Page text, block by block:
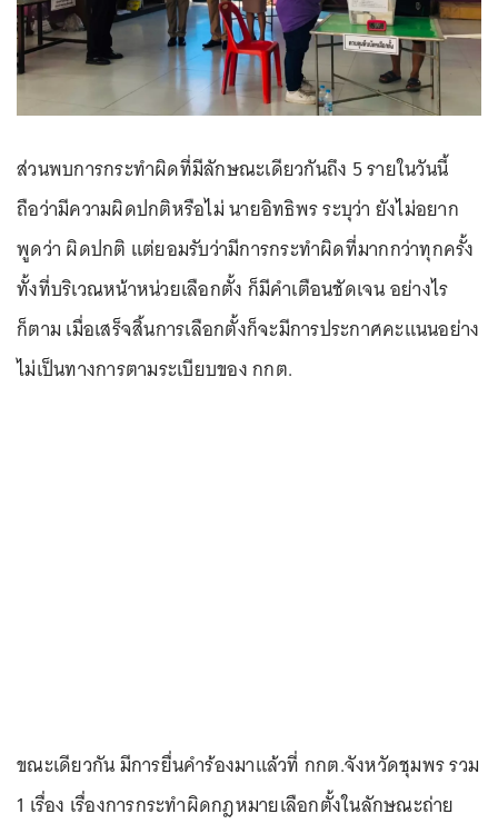
ส่วนพบการกระทำผิดที่มีลักษณะเดียวกันถึง 5 รายในวันนี้
ถือว่ามีความผิดปกติหรือไม่ นายอิทธิพร ระบุว่า ยังไม่อยาก
พูดว่า ผิดปกติ แต่ยอมรับว่ามีการกระทำผิดที่มากกว่าทุกครั้ง
ทั้งที่บริเวณหน้าหน่วยเลือกตั้ง ก็มีคำเตือนชัดเจน อย่างไร
ก็ตาม เมื่อเสร็จสิ้นการเลือกตั้งก็จะมีการประกาศคะแนนอย่าง
ไม่เป็นทางการตามระเบียบของ กกต.
ขณะเดียวกัน มีการยื่นคำร้องมาแล้วที่ กกต.จังหวัดชุมพร รวม
1 เรื่อง เรื่องการกระทำผิดกฎหมายเลือกตั้งในลักษณะถ่าย